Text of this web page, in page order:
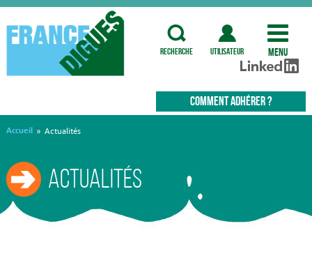
recherche utilisateur Menu
COMMENT ADHÉRER ?
Accueil » Actualités
Actualités